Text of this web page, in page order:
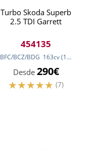
kw)
Turbo Skoda Superb
2.5 TDI Garrett
454135
BFC/BCZ/BDG 163cv(120
Desde 290€
(7)